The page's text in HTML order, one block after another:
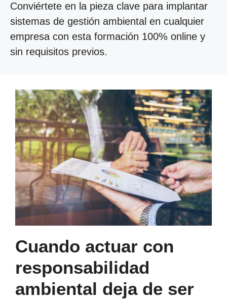
Conviértete en la pieza clave para implantar
sistemas de gestión ambiental en cualquier
empresa con esta formación 100% online y
sin requisitos previos.
Cuando actuar con
responsabilidad
ambiental deja de ser